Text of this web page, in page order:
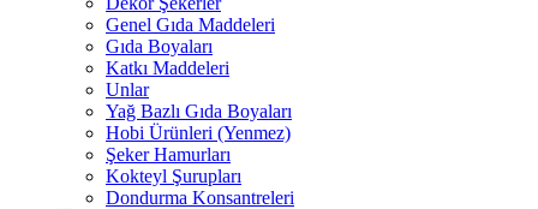
Genel Gıda Maddeleri
Gıda Boyaları
Katkı Maddeleri
Unlar
Yağ Bazlı Gıda Boyaları
Hobi Ürünleri (Yenmez)
Şeker Hamurları
Kokteyl Şurupları
Dondurma Konsantreleri